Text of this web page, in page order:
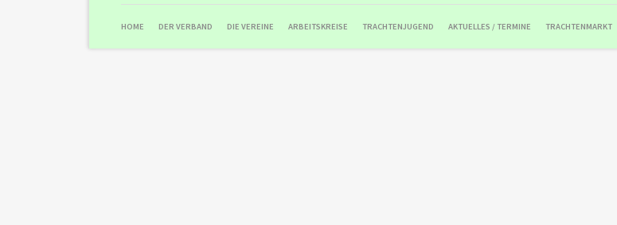
NAVIGATION
HOME DER VERBAND DIE VEREINE ARBEITSKREISE TRACHTENJUGEND AKTUELLES / TERMINE TRACHTENMARKT